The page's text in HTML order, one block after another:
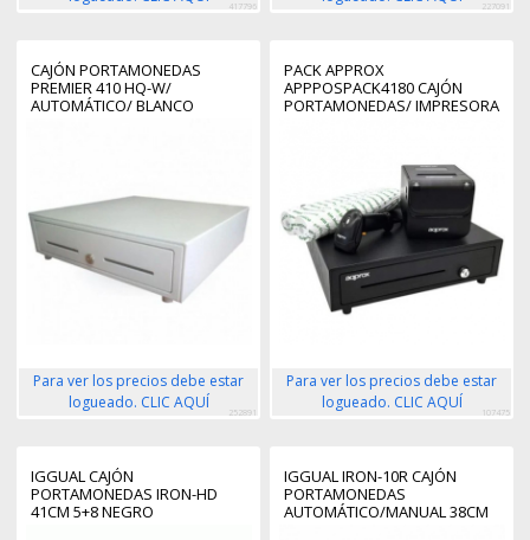
417796 227091
CAJÓN PORTAMONEDAS
PREMIER 410 HQ-W/
AUTOMÁTICO/ BLANCO
Para ver los precios debe estar
logueado. CLIC AQUÍ
252891
PACK APPROX
APPPOSPACK4180 CAJÓN
PORTAMONEDAS/ IMPRESORA
Para ver los precios debe estar
logueado. CLIC AQUÍ
107475
IGGUAL CAJÓN
PORTAMONEDAS IRON-HD
41CM 5+8 NEGRO
IGGUAL IRON-10R CAJÓN
PORTAMONEDAS
AUTOMÁTICO/MANUAL 38CM